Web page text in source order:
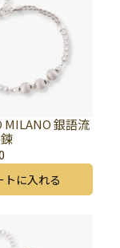
MILANO 銀語流
トに入れる